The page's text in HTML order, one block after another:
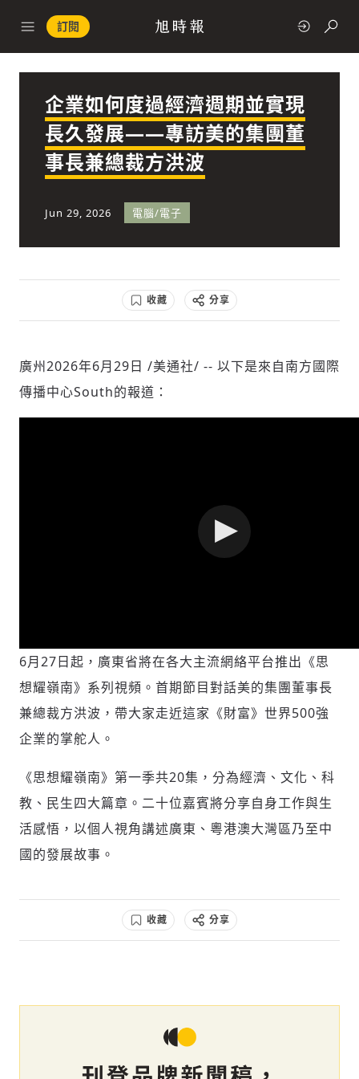
訂閱
快速連結
政治
經濟
科技
人文
掌握國際政經脈動
參與下一波全球科技革命
請輸入發送到的驗證碼
(十分鐘內有效)
驗證
企業如何度過經濟週期並實現
長久發展——專訪美的集團董
事長兼總裁方洪波
Jun 29, 2026 電腦/電子
收藏 分享
廣州2026年6月29日 /美通社/ -- 以下是來自南方國際
傳播中心South的報道：
6月27日起，廣東省將在各大主流網絡平台推出《思
想耀嶺南》系列視頻。首期節目對話美的集團董事長
兼總裁方洪波，帶大家走近這家《財富》世界500強
企業的掌舵人。
《思想耀嶺南》第一季共20集，分為經濟、文化、科
教、民生四大篇章。二十位嘉賓將分享自身工作與生
活感悟，以個人視角講述廣東、粵港澳大灣區乃至中
國的發展故事。
收藏 分享